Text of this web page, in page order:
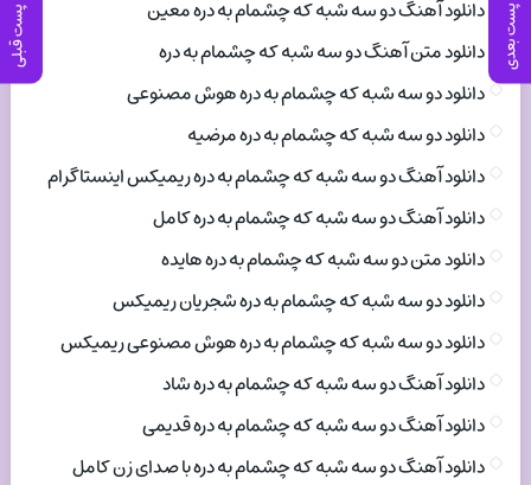
پست بعدی پست قبلی
دانلود آهنگ دو سه شبه که چشمام به دره معین
دانلود متن آهنگ دو سه شبه که چشمام به دره
دانلود دو سه شبه که چشمام به دره هوش مصنوعی
دانلود دو سه شبه که چشمام به دره مرضیه
دانلود آهنگ دو سه شبه که چشمام به دره ریمیکس اینستاگرام
دانلود آهنگ دو سه شبه که چشمام به دره کامل
دانلود متن دو سه شبه که چشمام به دره هایده
دانلود دو سه شبه که چشمام به دره شجریان ریمیکس
دانلود دو سه شبه که چشمام به دره هوش مصنوعی ریمیکس
دانلود آهنگ دو سه شبه که چشمام به دره شاد
دانلود آهنگ دو سه شبه که چشمام به دره قدیمی
دانلود آهنگ دو سه شبه که چشمام به دره با صدای زن کامل